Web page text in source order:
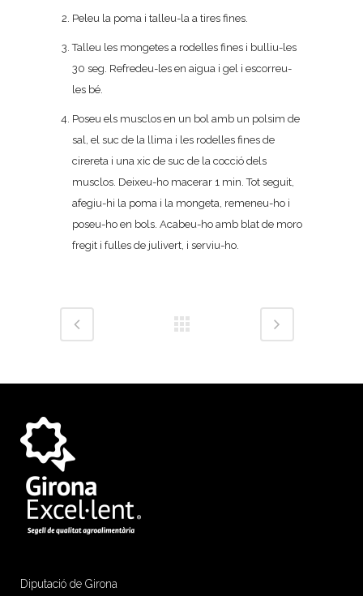
Peleu la poma i talleu-la a tires fines.
Talleu les mongetes a rodelles fines i bulliu-les
30 seg. Refredeu-les en aigua i gel i escorreu-
les bé.
Poseu els musclos en un bol amb un polsim de
sal, el suc de la llima i les rodelles fines de
cirereta i una xic de suc de la cocció dels
musclos. Deixeu-ho macerar 1 min. Tot seguit,
afegiu-hi la poma i la mongeta, remeneu-ho i
poseu-ho en bols. Acabeu-ho amb blat de moro
fregit i fulles de julivert, i serviu-ho.
Diputació de Girona